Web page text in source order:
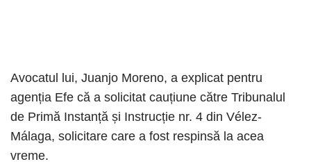
Avocatul lui, Juanjo Moreno, a explicat pentru
agenția Efe că a solicitat cauțiune către Tribunalul
de Primă Instanță și Instrucție nr. 4 din Vélez-
Málaga, solicitare care a fost respinsă la acea
vreme.